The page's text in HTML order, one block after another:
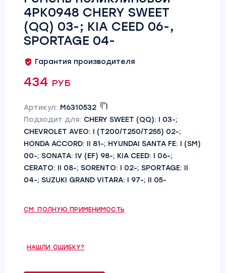
4PK0948 CHERY SWEET
(QQ) 03-; KIA CEED 06-,
SPORTAGE 04-
Гарантия производителя
434 руб
Артикул: M6310532
Подходит для: CHERY SWEET (QQ): I 03-;
CHEVROLET AVEO: I (T200/T250/T255) 02-;
HONDA ACCORD: II 81-; HYUNDAI SANTA FE: I (SM)
00-; SONATA: IV (EF) 98-; KIA CEED: I 06-;
CERATO: II 08-; SORENTO: I 02-; SPORTAGE: II
04-; SUZUKI GRAND VITARA: I 97-; II 05-
СМ. ПОЛНУЮ ПРИМЕНИМОСТЬ
НАШЛИ ОШИБКУ?